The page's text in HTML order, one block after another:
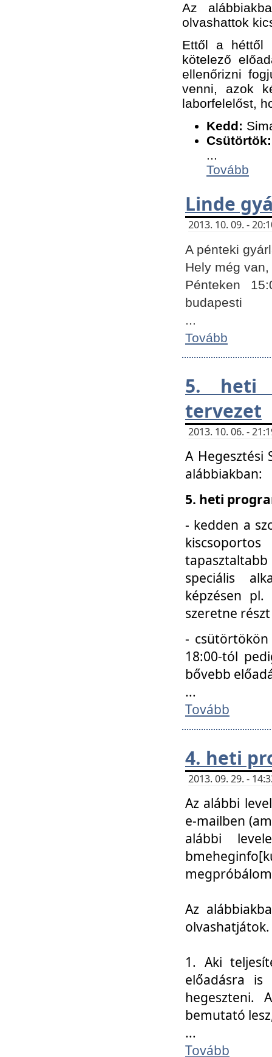
Az
olvashattok
Ettől a héttől
kötelező
ellenőrizni
venni, azok
laborfelelőst,
Kedd:
Csütörtök:
...
Tovább
Linde
2013. 10. 09. -
A pénteki
Hely még
Pénteken
budapesti
...
Tovább
5. heti
tervezet
2013. 10. 06. -
A Hegesztési
alábbiakban:
5. heti
- kedden a
speciális
képzésen
szeretne
- csütörtökön
18:00-tól
bővebb
...
Tovább
4. heti
2013. 09. 29. -
Az alábbi
e-mailben
alábbi
Az
olvashatjátok.
1. Aki
előadásra
hegeszteni.
bemutató
...
Tovább